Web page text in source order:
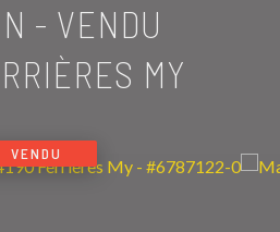
- VENDU
MY
VENDU